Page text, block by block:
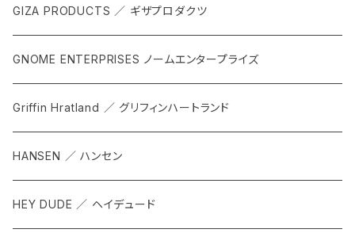
GIZA PRODUCTS ／ ギザプロダクツ
GNOME ENTERPRISES ノームエンタープライズ
Griffin Hratland ／ グリフィンハートランド
HANSEN ／ ハンセン
HEY DUDE ／ ヘイデュード